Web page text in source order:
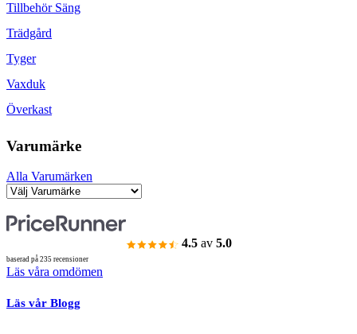
Tillbehör Säng
Trädgård
Tyger
Vaxduk
Överkast
Varumärke
Alla Varumärken
4.5 av 5.0
baserad på 235 recensioner
Läs våra omdömen
Läs vår Blogg